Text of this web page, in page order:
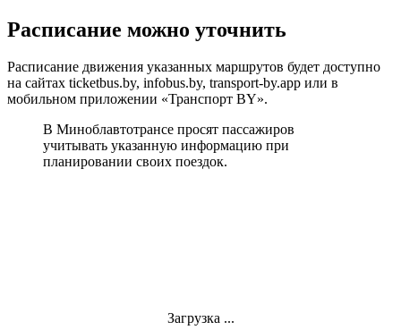
Расписание можно уточнить
Расписание движения указанных маршрутов будет доступно
на сайтах ticketbus.by, infobus.by, transport-by.app или в
мобильном приложении «Транспорт BY».
В Миноблавтотрансе просят пассажиров
учитывать указанную информацию при
планировании своих поездок.
Загрузка ...